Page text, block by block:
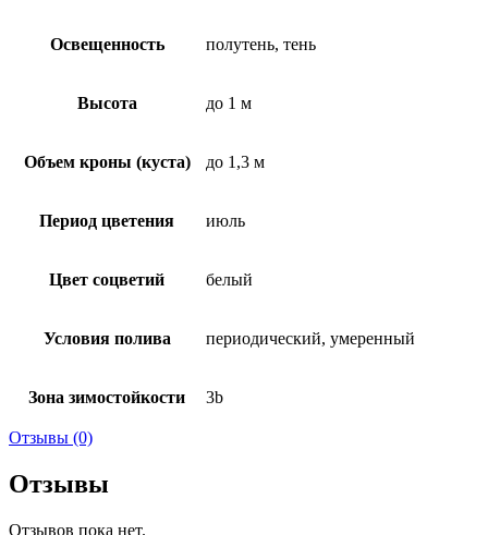
Освещенность полутень, тень
Высота до 1 м
Объем кроны (куста) до 1,3 м
Период цветения июль
Цвет соцветий белый
Условия полива периодический, умеренный
Зона зимостойкости 3b
Отзывы (0)
Отзывы
Отзывов пока нет.